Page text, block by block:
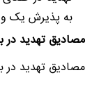
به پذیرش یک
مصادیق تهدید در
مصادیق تهدید در